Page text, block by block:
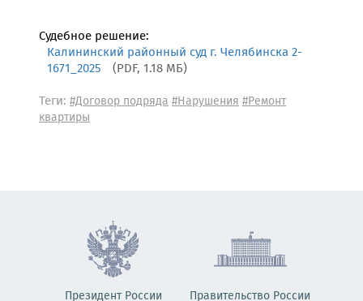
Судебное решение:
Калининский районный суд г. Челябинска 2-
1671_2025
(PDF, 1.18 МБ)
Теги: #Договор подряда#Нарушения#Ремонт
квартиры
Президент России Правительство России